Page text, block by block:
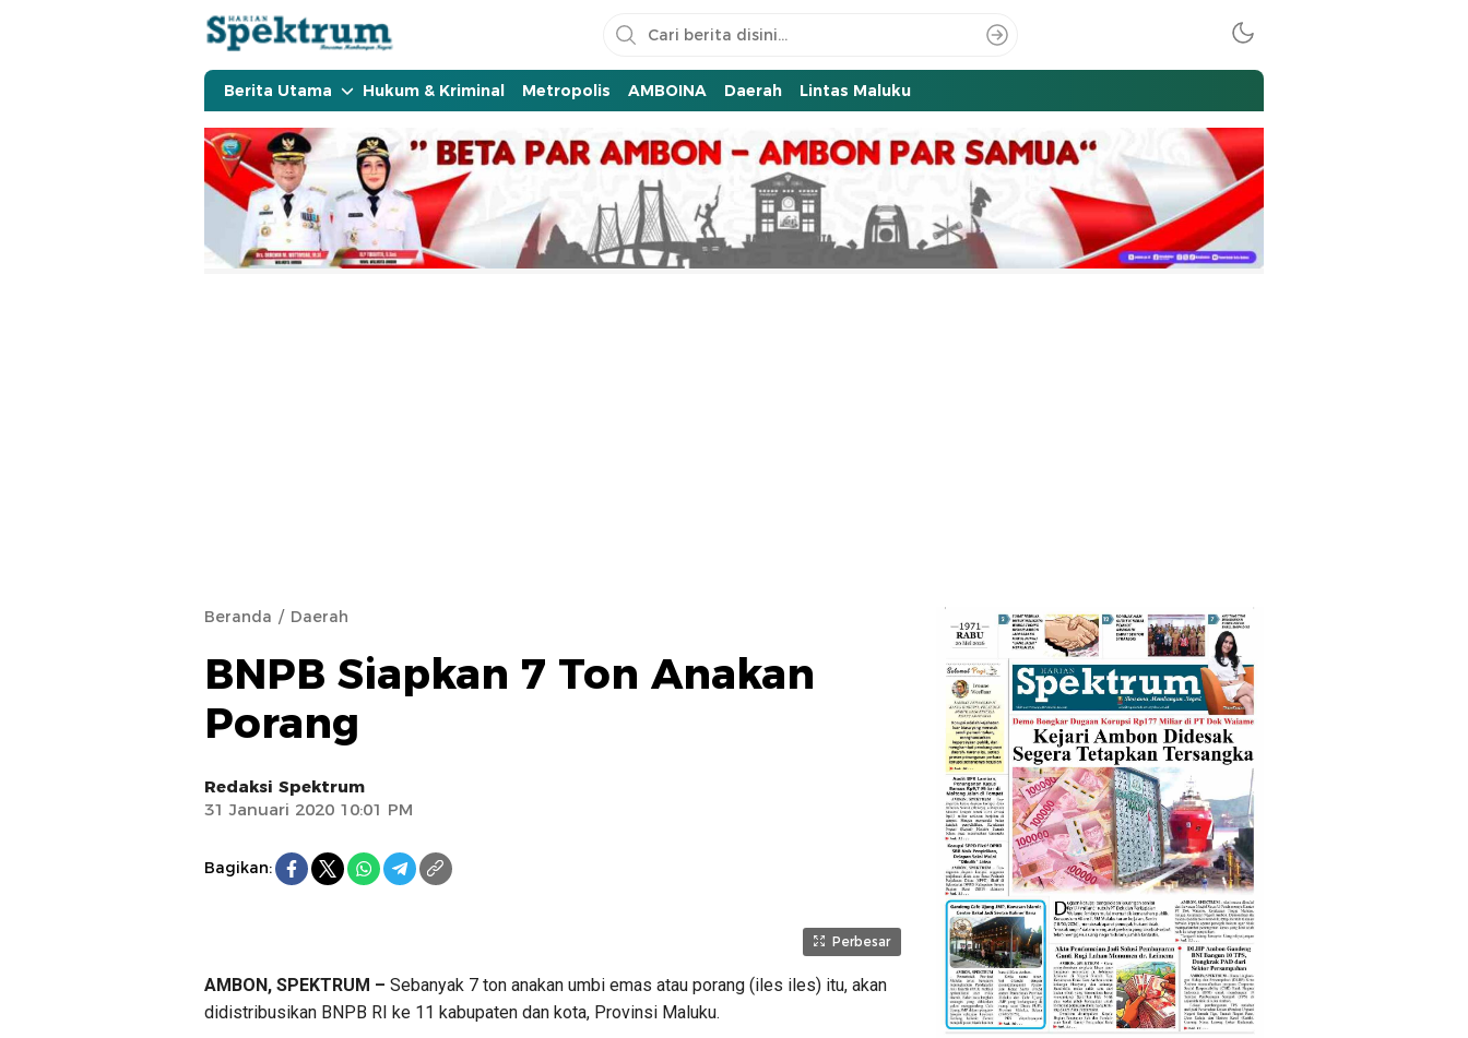
spektrumonline.com
Berita Utama Hukum & Kriminal Metropolis AMBOINA Daerah Lintas Maluku
Beranda Daerah
BNPB Siapkan 7 Ton Anakan
Porang
Redaksi Spektrum
31 Januari 2020 10:01 PM
Bagikan:
Perbesar
AMBON, SPEKTRUM – Sebanyak 7 ton anakan umbi emas atau porang (iles iles) itu, akan
didistribusikan BNPB RI ke 11 kabupaten dan kota, Provinsi Maluku.